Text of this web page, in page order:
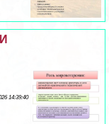
14:39:40